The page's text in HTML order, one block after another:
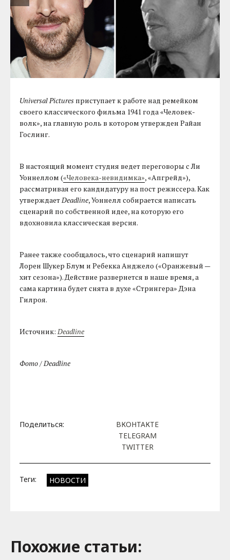
Universal Pictures приступает к работе над ремейком
своего классического фильма 1941 года «Человек-
волк», на главную роль в котором утвержден Райан
Гослинг.
В настоящий момент студия ведет переговоры с Ли
Уоннеллом («Человека-невидимка», «Апгрейд»),
рассматривая его кандидатуру на пост режиссера. Как
утверждаетDeadline, Уоннелл собирается написать
сценарий по собственной идее, на которую его
вдохновила классическая версия.
Ранее также сообщалось, что сценарий напишут
Лорен Шукер Блум и Ребекка Анджело («Оранжевый —
хит сезона»). Действие развернется в наше время, а
сама картина будет снята в духе «Стрингера» Дэна
Гилроя.
Источник:Deadline
Фото / Deadline
Поделиться:
ВКОНТАКТЕ
TELEGRAM
TWITTER
Теги: НОВОСТИ
Похожие cтатьи: